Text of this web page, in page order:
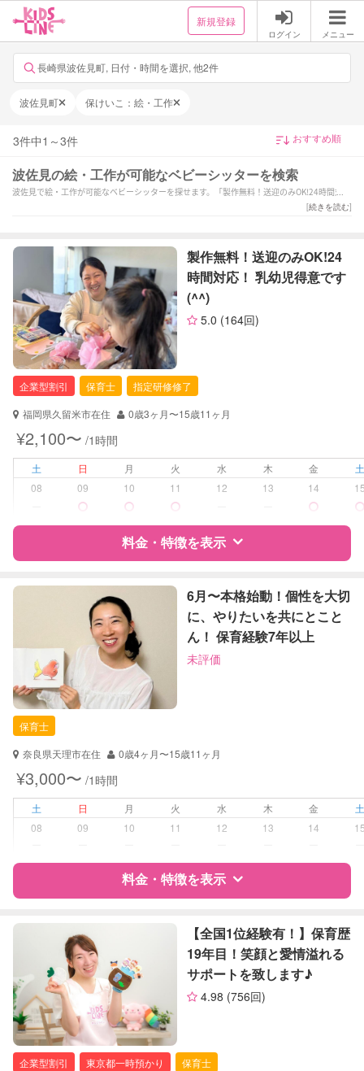
新規登録
ログイン メニュー
長崎県波佐見町, 日付・時間を選択, 他2件
波佐見町 保けいこ：絵・工作
3件中1 ～3件
波佐見の絵・工作が可能なベビーシッターを検索
波佐見で絵・工作が可能なベビーシッターを探せます。「製作無料！送迎のみOK!24時間対
ます♪」などの強みを持つシッターが対応いたします。波佐見で様々なスキルを持ったサポ
ーターの中から、ご予算や依頼内容に合わせて選んでいただけます。
[続きを読む]
製作無料！送迎のみOK!24
時間対応！ 乳幼児得意です
(^^)
5.0 (164回)
企業型割引 保育士
指定研修修了
福岡県久留米市在住
0歳3ヶ月〜15歳11ヶ月
¥2,100〜 /1時間
土 日 月 火 水 木 金
08
09 10 11 12 13 14
料金・特徴を表示
特徴 料金 レビュー
サポートの特徴
資格
企業型割引対象(旧内閣府補助対象)
自治体届出済ベビーシッター
保育士
対応可能/特徴
送迎サポート
お泊まり保育
子育て経験
病児対応 病児、病後児、ともに不可
障がい児対応 対応可否は個別に相談
レッスン
絵・工作レッスン
定期予約
お子様の撮影
（定期特典）
対応可能
6月〜本格始動！個性を大切
に、やりたいを共にとこと
ん！ 保育経験7年以上
未評価
保育士
奈良県天理市在住
0歳4ヶ月〜15歳11ヶ月
¥3,000〜 /1時間
土 日 月 火 水 木 金
08
09 10 11 12 13 14
料金・特徴を表示
特徴 料金
サポートの特徴
資格
自治体届出済ベビーシッター
保育士
幼稚園教諭
【全国1位経験有！】保育歴
19年目！笑顔と愛情溢れる
サポートを致します♪
4.98 (756回)
企業型割引 東京都一時預かり
保育士